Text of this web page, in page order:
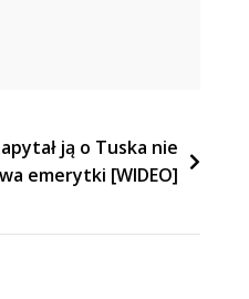
ją o Tuska nie
emerytki [WIDEO]